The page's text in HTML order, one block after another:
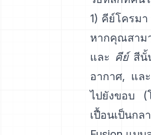
1) คีย์โครมา
หากคุณสาม
และ คีย์สีนั้น
อากาศ, แล
ไปยังขอบ (
เปื้อนเป็นก